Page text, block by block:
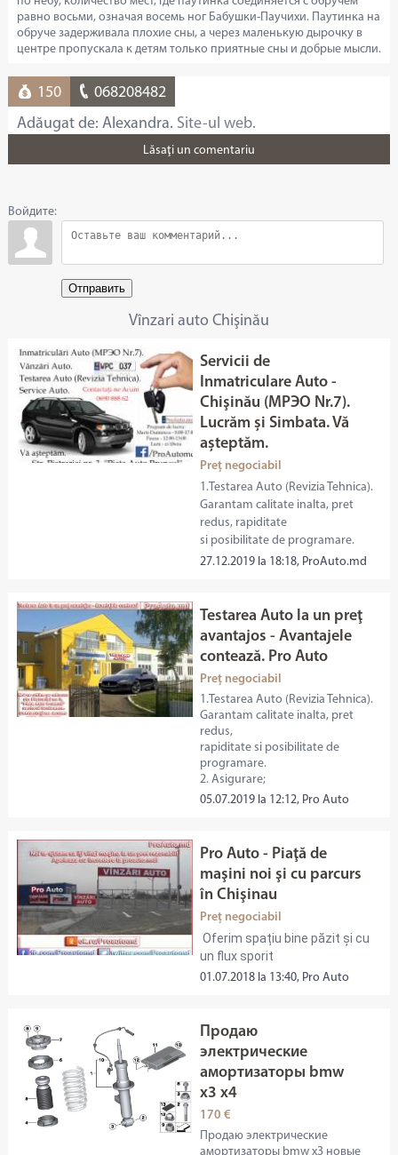
равно восьми, означая восемь ног Бабушки-Паучихи. Паутинка на
обруче задерживала плохие сны, а через маленькую дырочку в
центре пропускала к детям только приятные сны и добрые мысли.
150
068208482
Adăugat de: Alexandra. Site-ul web.
Lăsaţi un comentariu
Войдите:
Отправить
Vînzari auto Chişinău
Servicii de
Inmatriculare Auto -
Chişinău (МРЭО Nr.7).
Lucrăm și Simbata. Vă
așteptăm.
Preț negociabil
1.Testarea Auto (Revizia Tehnica).
Garantam calitate inalta, pret
redus, rapiditate
si posibilitate de programare.
27.12.2019 la 18:18, ProAuto.md
Testarea Auto la un preţ
avantajos - Avantajele
contează. Pro Auto
Preț negociabil
1.Testarea Auto (Revizia Tehnica).
Garantam calitate inalta, pret
redus,
rapiditate si posibilitate de
programare.
2. Asigurare;
05.07.2019 la 12:12, Pro Auto
Pro Auto - Piaţă de
maşini noi şi cu parcurs
în Chişinau
Preț negociabil
Oferim spațiu bine păzit și cu
un flux sporit
01.07.2018 la 13:40, Pro Auto
Продаю
электрические
амортизаторы bmw
x3 x4
170 €
Продаю электрические
амортизаторы bmw x3 новые